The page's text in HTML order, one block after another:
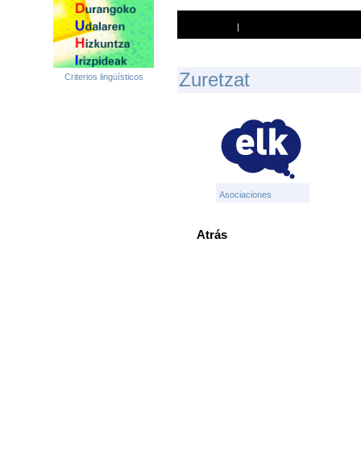
Criterios lingüísticos
|
Zuretzat
Asociaciones
Atrás